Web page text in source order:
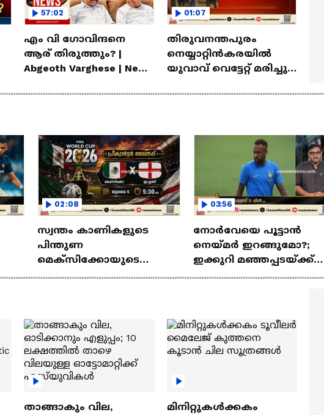
57:02
എം വി ഗോവിന്ദനെ
ആര് തിരുത്തും? |
Abgeoth Varghese | News
01:07
തിരുവനന്തപുരം
നെയ്യാറ്റിൻകരയിൽ
യുവാവ് വെട്ടേറ്റ് മരിച്ചു;
02:08
സ്വന്തം കാണികളുടെ
പിന്തുണ
മെക്സിക്കോയുടെ
കരുത്താകുമോ?;
03:56
നോർവേയെ പൂട്ടാൻ
നെയ്മർ ഇറങ്ങുമോ?;
ഇക്കുറി മഞ്ഞപ്പടയ്ക്ക്
എളുപ്പമല്ല കളി
താങ്ങാകും വില,
മിനിറ്റുകൾക്കകം